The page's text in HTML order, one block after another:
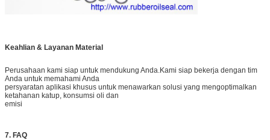
Keahlian & Layanan Material
Perusahaan kami siap untuk mendukung Anda.Kami siap bekerja dengan tim
Anda untuk memahami Anda
persyaratan aplikasi khusus untuk menawarkan solusi yang mengoptimalkan
ketahanan katup, konsumsi oli dan
emisi
7. FAQ